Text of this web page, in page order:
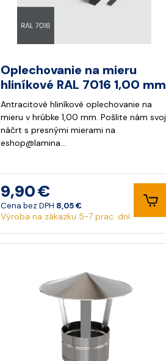
Oplechovanie na mieru
hliníkové RAL 7016 1,00 mm
Antracitové hliníkové oplechovanie na
mieru v hrúbke 1,00 mm. Pošlite nám svoj
náčrt s presnými mierami na
eshop@lamina…
9,90 €
Cena bez DPH 8,05 €
Výroba na zákazku 5-7 prac. dní